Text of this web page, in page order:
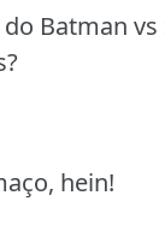
Batman
hein!